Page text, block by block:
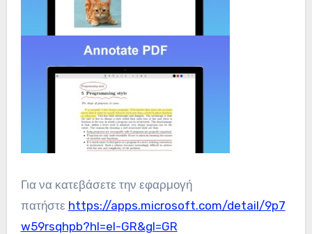
Για να κατεβάσετε την εφαρμογή
πατήστε https://apps.microsoft.com/detail/9p7
w59rsqhpb?hl=el-GR&gl=GR